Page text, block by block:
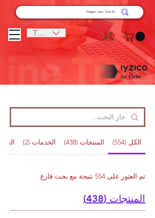
TRY (₺)
الكل (554) المنتجات (438) الخدمات (2)
تم العثور على 554 نتيجة مع بحث فارغ
المنتجات (438)